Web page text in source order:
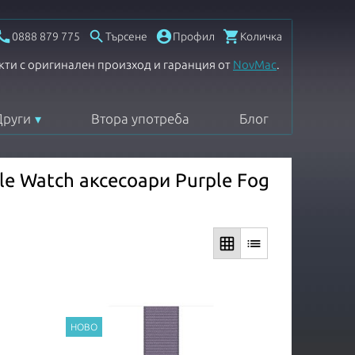
0888 879 775  Търсене Профил Количка
с оригинален произход и гаранция от NovMac.
Втора употреба Блог
Watch аксесоари Purple Fog
grid_on list